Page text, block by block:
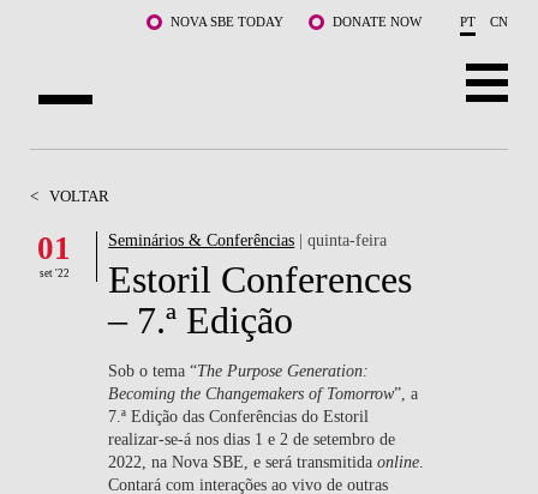
Saltar para o conteúdo principalNOVA SBE TODAY DONATE NOW PT CN
DOCENTES E INVESTIGAÇÃO
COMUNIDADE
LIFE AT NOVA SBE
WHAT'S HAPPENING
< VOLTAR
01
set '22
Seminários & Conferências | quinta-feira
Estoril Conferences
– 7.ª Edição
Sob o tema “The Purpose Generation:
Becoming the Changemakers of Tomorrow”, a
7.ª Edição das Conferências do Estoril
realizar-se-á nos dias 1 e 2 de setembro de
2022, na Nova SBE, e será transmitidaonline
Contará com interações ao vivo de outras